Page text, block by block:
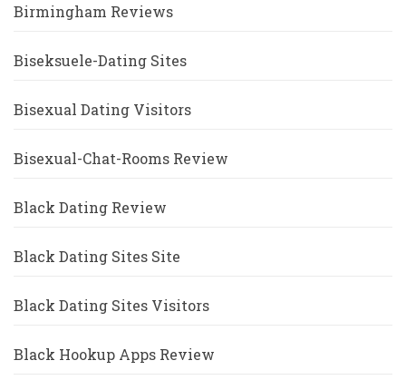
Birmingham Reviews
Biseksuele-Dating Sites
Bisexual Dating Visitors
Bisexual-Chat-Rooms Review
Black Dating Review
Black Dating Sites Site
Black Dating Sites Visitors
Black Hookup Apps Review